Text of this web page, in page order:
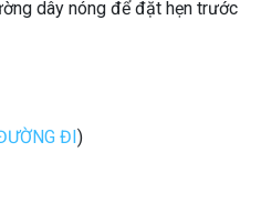
dây nóng để đặt hẹn trước
ĐI)